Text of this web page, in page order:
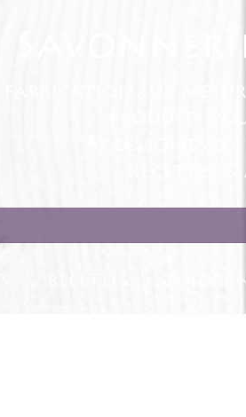
fabrication sur
Produits
Recettes